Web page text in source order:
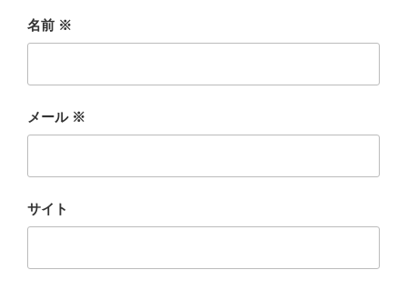
名前 ※
メール ※
サイト